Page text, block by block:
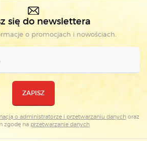
się do newslettera
o promocjach i nowościach.
ZAPISZ
o administratorze i przetwarzaniu danychoraz
zgodę na przetwarzanie danych